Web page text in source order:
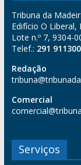
Tribuna da
Edifício O Liberal,
Lote n.º 7, 9304-
Telef.: 291 911300
Redação
Comercial
Serviços